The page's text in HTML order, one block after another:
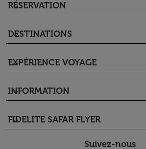
RÉSERVATION
keyboard_arrow_down
DESTINATIONS
keyboard_arrow_down
EXPÉRIENCE VOYAGE
keyboard_arrow_down
INFORMATION
keyboard_arrow_down
FIDELITE SAFAR FLYER
keyboard_arrow_down
Suivez-nous